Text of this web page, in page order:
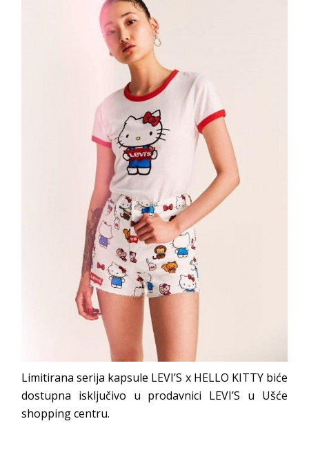
Limitirana serija kapsule LEVI’S x HELLO KITTY biće
dostupna isključivo u prodavnici LEVI’S u Ušće
shopping centru.